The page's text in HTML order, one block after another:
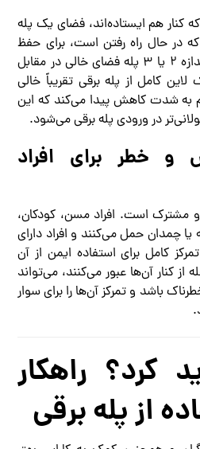
کنار هم ایستاده‌اند، فضای یک پله
در حال راه رفتن است، برای حفظ
ایمنی و فاصله، حداقل به اندازه ۲ یا ۳ پله فضای خالی در مقابل
کامل از پله برقی تقریباً خالی
به شدت کاهش پیدا می‌کند که این
در ورودی پله برقی می‌شود.
و خطر برای افراد
مشترک است. افراد مسن، کودکان،
یا چمدان حمل می‌کنند و افراد دارای
کامل برای استفاده ایمن از آن
از کنار آن‌ها عبور می‌کنند، می‌تواند
باشد و تمرکز آن‌ها را برای سوار
کرد؟ راهکار
از پله برقی